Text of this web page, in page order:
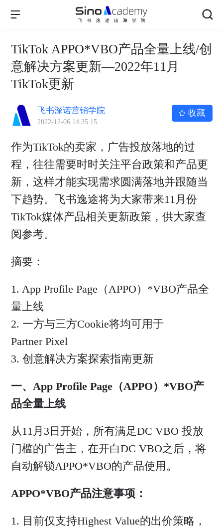
TikTok APPO*VBO产品全量上线/创
意解决方案更新—2022年11月
TikTok更新
飞书深诺营销学院
2022-12-06 14:35:15
收藏
作为TikTok的卖家，广告投放落地的过
程，往往需要时时关注平台政策和产品更
新，这样才能实现需求圆满落地并跟随当
下趋势。飞书逸途将为大家带来11月份
TikTok媒体产品相关更新政策，供大家查
阅参考。
摘要：
1. App Profile Page（APPO）*VBO产品全
量上线
2. 一方与三方Cookie将均可用于
Partner Pixel
3. 创意解决方案探索指南更新
一、 App Profile Page（APPO）*VBO产
品全量上线
从11月3日开始，所有满足DC VBO 投放
门槛的广告主，在开白DC VBO之后，将
自动解锁APPO*VBO的产品使用。
APPO*VBO产品注意事项：
1. 目前仅支持Highest Value的出价策略，